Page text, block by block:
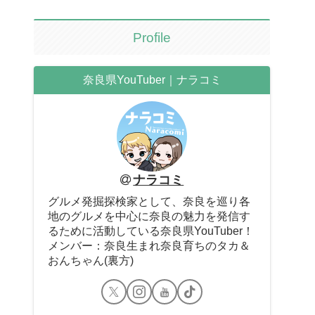
Profile
奈良県YouTuber｜ナラコミ
ナラコミ
グルメ発掘探検家として、奈良を巡り各
地のグルメを中心に奈良の魅力を発信す
るために活動している奈良県YouTuber！
メンバー：奈良生まれ奈良育ちのタカ＆
おんちゃん(裏方)